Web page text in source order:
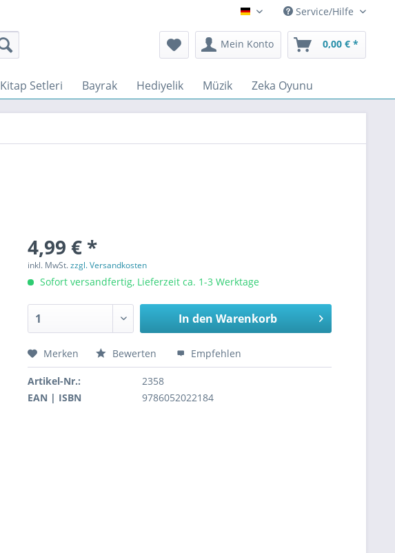
Deutsch Service/Hilfe
Mein Konto 0,00 € *
Kitap Setleri Bayrak Hediyelik Müzik Zeka Oyunu
4,99 € *
inkl. MwSt.zzgl. Versandkosten
Sofort versandfertig, Lieferzeit ca. 1-3 Werktage
In den Warenkorb
Merken Bewerten Empfehlen
Artikel-Nr.:
2358
EAN | ISBN
9786052022184